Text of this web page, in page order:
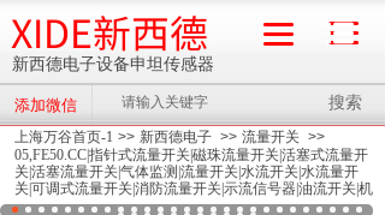
上海万谷首页-1 >> 新西德电子 >> 流量开关 >>
05,FE50.CC|指针式流量开关|磁珠流量开关|活塞式流量开
关|活塞流量开关|气体监测|流量开关|水流开关|水流量开
关|可调式流量开关|消防流量开关|示流信号器|油流开关|机
械式流量开关|断流报警|滚珠流量开关|指针显示通断检测|
搜索
添加微信
新西德电子设备申坦传感器
XIDE新西德